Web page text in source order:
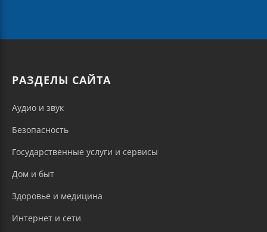
РАЗДЕЛЫ САЙТА
Аудио и звук
Безопасность
Государственные услуги и сервисы
Дом и быт
Здоровье и медицина
Интернет и сети